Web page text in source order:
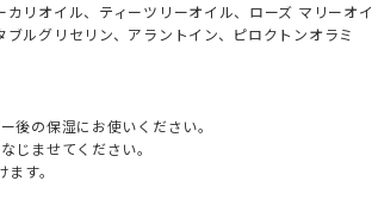
リオイル、ティーツリーオイル、ローズ マリーオイ
ルグリセリン、アラントイン、ピロクトンオラミ
後の保湿にお使いください。
じませてください。
す。